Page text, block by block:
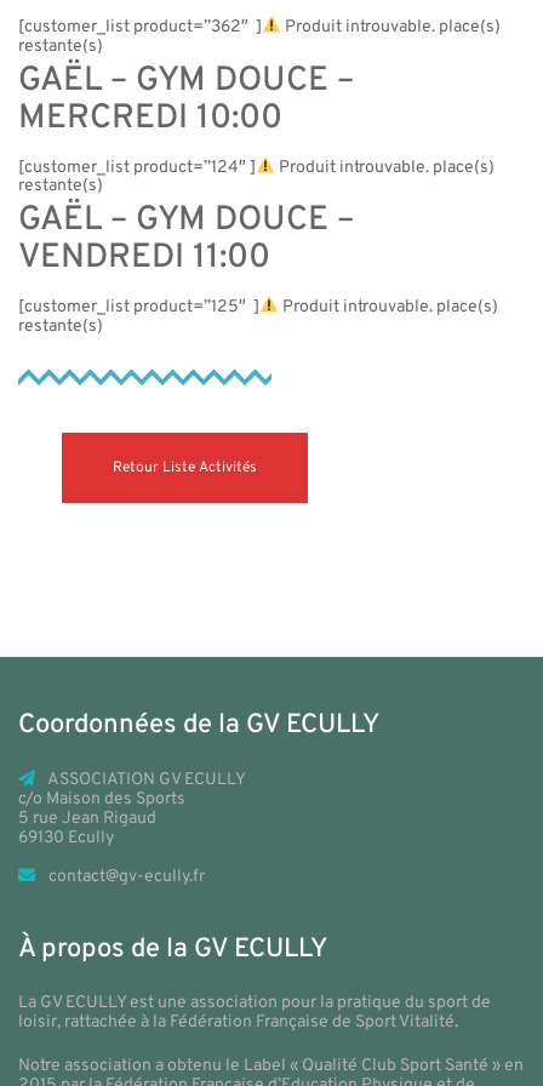
[customer_list product=”362″ ]
Produit introuvable. place(s)
restante(s)
GAËL – GYM DOUCE –
MERCREDI 10:00
[customer_list product=”124″ ]
Produit introuvable. place(s)
restante(s)
GAËL – GYM DOUCE –
VENDREDI 11:00
[customer_list product=”125″ ]
Produit introuvable. place(s)
restante(s)
Retour Liste Activités
Coordonnées de la GV ECULLY
ASSOCIATION GV ECULLY
c/o Maison des Sports
5 rue Jean Rigaud
69130 Ecully
contact@gv-ecully.fr
À propos de la GV ECULLY
La GV ECULLY est une association pour la pratique du sport de
loisir, rattachée à la Fédération Française de Sport Vitalité.
Notre association a obtenu le Label « Qualité Club Sport Santé » en